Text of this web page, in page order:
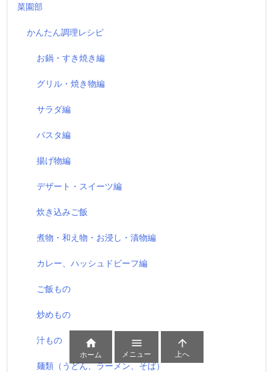
菜園部
かんたん調理レシピ
お鍋・すき焼き編
グリル・焼き物編
サラダ編
パスタ編
揚げ物編
デザート・スイーツ編
炊き込みご飯
煮物・和え物・お浸し・漬物編
カレー、ハッシュドビーフ編
ご飯もの
炒めもの
汁もの
麺類（うどん、ラーメン、そば）

ホーム

メニュー

上へ